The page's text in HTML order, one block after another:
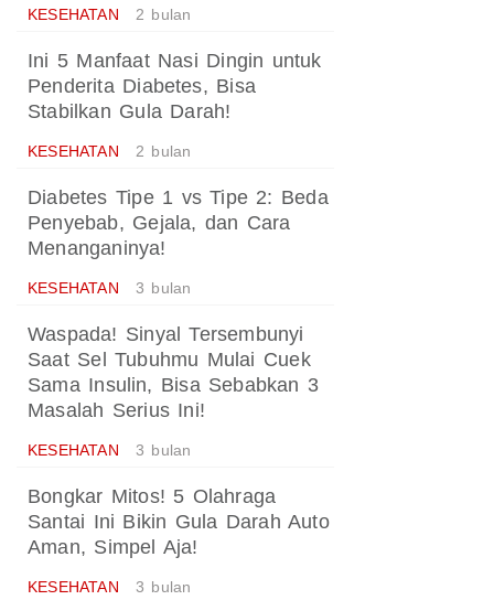
KESEHATAN 2 bulan
Ini 5 Manfaat Nasi Dingin untuk
Penderita Diabetes, Bisa
Stabilkan Gula Darah!
KESEHATAN 2 bulan
Diabetes Tipe 1 vs Tipe 2: Beda
Penyebab, Gejala, dan Cara
Menanganinya!
KESEHATAN 3 bulan
Waspada! Sinyal Tersembunyi
Saat Sel Tubuhmu Mulai Cuek
Sama Insulin, Bisa Sebabkan 3
Masalah Serius Ini!
KESEHATAN 3 bulan
Bongkar Mitos! 5 Olahraga
Santai Ini Bikin Gula Darah Auto
Aman, Simpel Aja!
KESEHATAN 3 bulan